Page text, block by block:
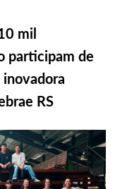
mil
participam de
RS